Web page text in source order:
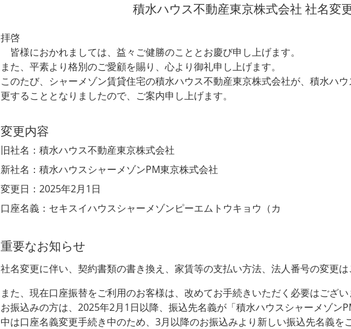
積水ハウス不動産東京株式会社 社名変
拝啓
皆様におかれましては、益々ご健勝のこととお慶び申し上げます。
また、平素より格別のご愛顧を賜り、心より御礼申し上げます。
このたび、シャーメゾン賃貸住宅の積水ハウス不動産東京株式会社が、積水ハ
更することとなりましたので、ご案内申し上げます。
変更内容
旧社名：積水ハウス不動産東京株式会社
新社名：積水ハウスシャーメゾンPM東京株式会社
変更日：2025年2月1日
口座名義：セキスイハウスシャーメゾンピーエムトウキョウ（カ
重要なお知らせ
社名変更に伴い、契約書類の書き換え、家賃等の支払い方法、法人番号の変更は
また、現在口座振替をご利用のお客様は、改めてお手続きいただく必要はござい
お振込みの方は、2025年2月1日以降、振込先名義が「積水ハウスシャーメゾン
中は口座名義変更手続き中のため、3月以降のお振込みより新しい振込先名義を